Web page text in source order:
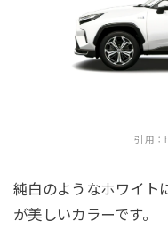
引用：
純白のようなホワイト
が美しいカラーです。